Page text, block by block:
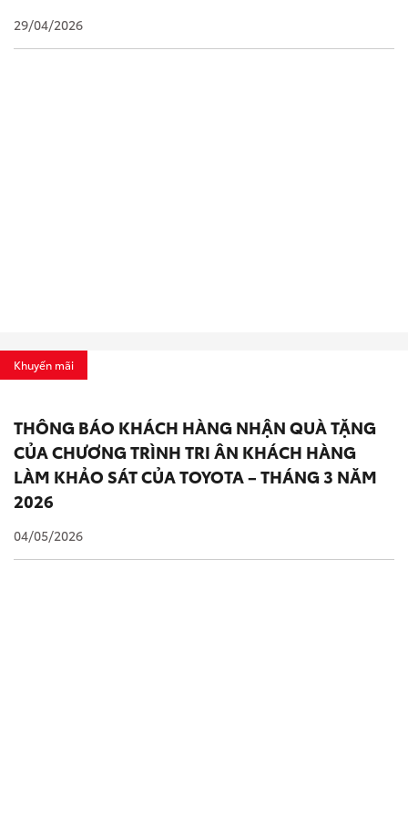
29/04/2026
Khuyến mãi
THÔNG BÁO KHÁCH HÀNG NHẬN QUÀ TẶNG
CỦA CHƯƠNG TRÌNH TRI ÂN KHÁCH HÀNG
LÀM KHẢO SÁT CỦA TOYOTA – THÁNG 3 NĂM
2026
04/05/2026